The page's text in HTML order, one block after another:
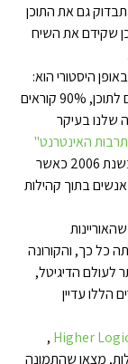
גם את התוכן
שקידם את השיח
היסטורי הוא:
1% מייצרים תוכן, 9% מגיבים לתוכן, 90% קוראים
שלנו בעיקר
האינטרנט"
כבר בשנת 2006 כאשר
בתוך קהילות
כל כך, והקורונה
לעולם הדיגיטל,
עדיין
,
מצאו שהתמונה